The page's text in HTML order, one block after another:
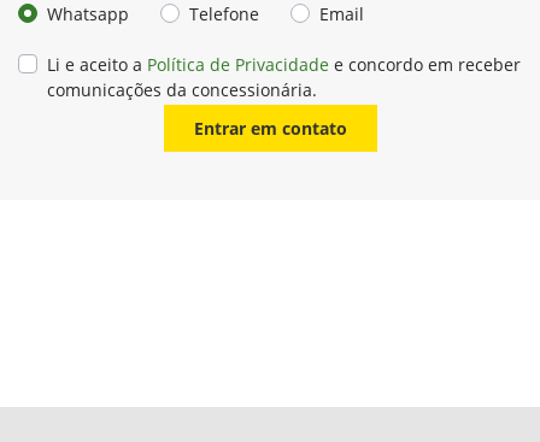
Whatsapp
Telefone Email
Li e aceito a Política de Privacidade e concordo em receber
comunicações da concessionária.
Entrar em contato